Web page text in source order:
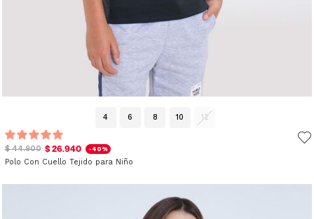
4 6 8 10 12
$ 44.900 $ 26.940 -40%
Polo Con Cuello Tejido para Niño